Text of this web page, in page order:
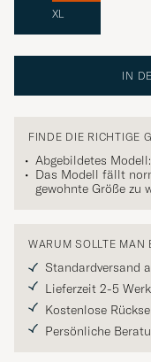
XL
IN
FINDE DIE RICHTIGE
Abgebildetes
Das Modell fällt
gewohnte Größe zu
WARUM SOLLTE MAN
Standardversand
Lieferzeit 2-5
Kostenlose
Persönliche